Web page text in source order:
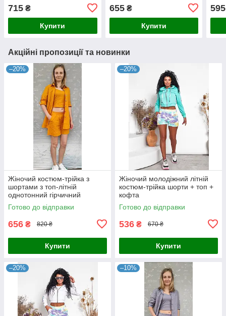
715 ₴
Купити
655₴
Купити
595
Акційні пропозиції та новинки
–20%
Жіночий костюм-трійка з
шортами з топ-літній
однотонний гірчичний
Готово до відправки
656 ₴ 820 ₴
Купити
–20%
Жіночий молодіжний літній
костюм-трійка шорти + топ +
кофта
Готово до відправки
536 ₴ 670 ₴
Купити
–20% –10%